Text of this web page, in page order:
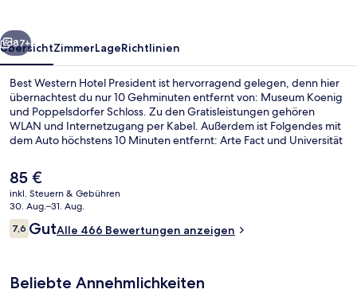
Weiter
87+
ÜbersichtZimmerLageRichtlinien
Best Western Hotel President ist hervorragend gelegen, denn hier
übernachtest du nur 10 Gehminuten entfernt von: Museum Koenig
und Poppelsdorfer Schloss. Zu den Gratisleistungen gehören
WLAN und Internetzugang per Kabel. Außerdem ist Folgendes mit
dem Auto höchstens 10 Minuten entfernt: Arte Fact und Universität
öffentlichen Verkehrsmitteln entfernt: Zur U-Bahn läuft man 14
Minuten (Straßenbahnhaltestelle Weberstr.) bzw. 14 Minuten
(Straßenbahnhaltestelle Königstr.).
Der
aktuelle
Preis
beträgt
85 €.
85 €
inkl. Steuern & Gebühren
30. Aug.–31. Aug.
Bewertungen
7,67,6 von 10.
GutAlle 466 Bewertungen anzeigen
Beliebte Annehmlichkeiten